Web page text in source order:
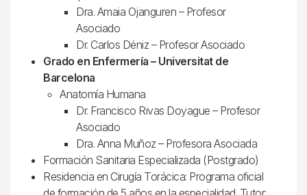
Dra. Amaia Ojanguren – Profesor
Asociado
Dr. Carlos Déniz – Profesor Asociado
Grado en Enfermería – Universitat de
Barcelona
Anatomía Humana
Dr. Francisco Rivas Doyague – Profesor
Asociado
Dra. Anna Muñoz – Profesora Asociada
Formación Sanitaria Especializada (Postgrado)
Residencia en Cirugía Torácica: Programa oficial